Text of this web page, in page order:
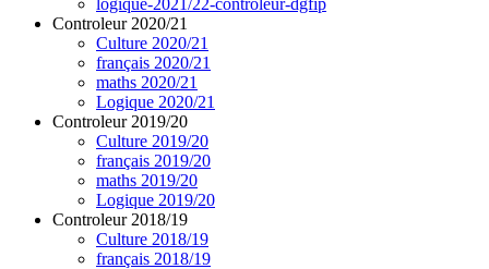
logique-2021/22-controleur-dgfip
Controleur 2020/21
Culture 2020/21
français 2020/21
maths 2020/21
Logique 2020/21
Controleur 2019/20
Culture 2019/20
français 2019/20
maths 2019/20
Logique 2019/20
Controleur 2018/19
Culture 2018/19
français 2018/19